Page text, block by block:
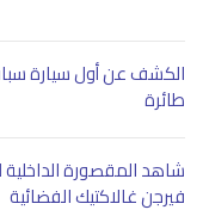
الكشف عن أول سيارة
طائرة
شاهد المقصورة الداخلية
فيرجن غالاكتيك الفضائية